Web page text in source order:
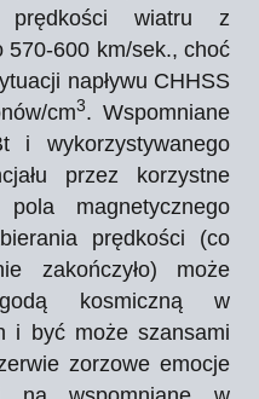
prędkości wiatru z
570-600 km/sek., choć
napływu CHHSS
cm3. Wspomniane
i wykorzystywanego
przez korzystne
pola magnetycznego
prędkości (co
zakończyło) może
kosmiczną w
i być może szansami
zorzowe emocje